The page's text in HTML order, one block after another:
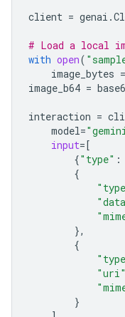
client = genai .
# Load a local
with open(
image_bytes =
image_b64 =
interaction =
model=
input=[
{"type" :
{
},
{
"uri"
}